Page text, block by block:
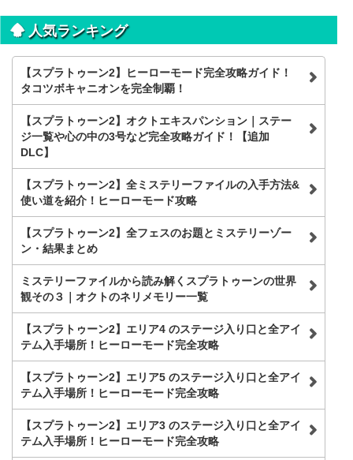
人気ランキング
【スプラトゥーン2】ヒーローモード完全攻略ガイド！
タコツボキャニオンを完全制覇！
【スプラトゥーン2】オクトエキスパンション｜ステー
ジ一覧や心の中の3号など完全攻略ガイド！【追加
DLC】
【スプラトゥーン2】全ミステリーファイルの入手方法&
使い道を紹介！ヒーローモード攻略
【スプラトゥーン2】全フェスのお題とミステリーゾー
ン・結果まとめ
ミステリーファイルから読み解くスプラトゥーンの世界
観その３｜オクトのネリメモリー一覧
【スプラトゥーン2】エリア4 のステージ入り口と全アイ
テム入手場所！ヒーローモード完全攻略
【スプラトゥーン2】エリア5 のステージ入り口と全アイ
テム入手場所！ヒーローモード完全攻略
【スプラトゥーン2】エリア3 のステージ入り口と全アイ
テム入手場所！ヒーローモード完全攻略